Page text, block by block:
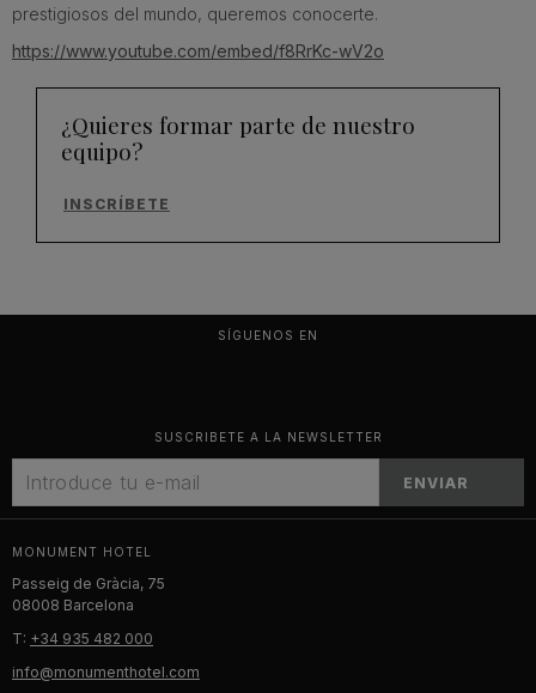
prestigiosos del mundo, queremos conocerte.
https://www.youtube.com/embed/f8RrKc-wV2o
¿Quieres formar parte de nuestro
equipo?
INSCRÍBETE
SÍGUENOS EN
SUSCRIBETE A LA NEWSLETTER
ENVIAR
MONUMENT HOTEL
Passeig de Gràcia, 75
08008 Barcelona
T: +34 935 482 000
info@monumenthotel.com